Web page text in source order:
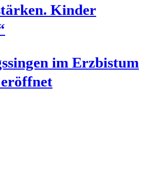
Kin­der
im Erz­bis­tum